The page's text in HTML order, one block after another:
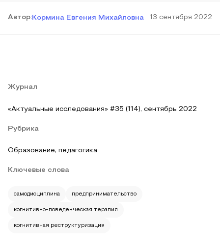
Автор:Кормина Евгения Михайловна 13 сентября 2022
Журнал
«Актуальные исследования» #35 (114), сентябрь 2022
Рубрика
Образование, педагогика
Ключевые слова
самодисциплина предпринимательство
когнитивно-поведенческая терапия
когнитивная реструктуризация